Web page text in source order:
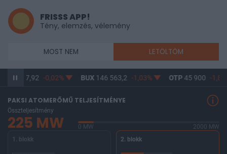
FRISSS APP!
Tény, elemzés, vélemény
MOST NEM LETÖLTÖM
64 587,92 -0,02% BUX146 563,2 -1,03% OTP45 900 -
PAKSI ATOMERŐMŰ TELJESÍTMÉNYE
Összteljesítmény
225 MW 0 MW
2000 MW
1. blokk
2. blokk